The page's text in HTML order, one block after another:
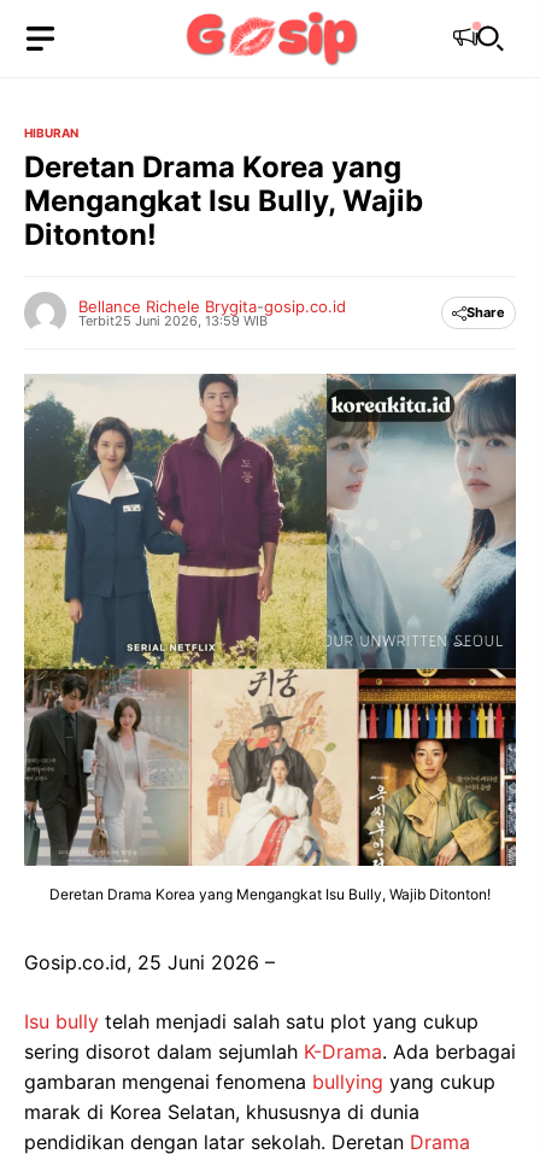
HIBURAN
Deretan Drama Korea yang
Mengangkat Isu Bully, Wajib
Ditonton!
Bellance Richele Brygita-gosip.co.id
Terbit25 Juni 2026, 13:59 WIB Share
Deretan Drama Korea yang Mengangkat Isu Bully, Wajib Ditonton!
Gosip.co.id, 25 Juni 2026 –
Isu bully telah menjadi salah satu plot yang cukup
sering disorot dalam sejumlah K-Drama. Ada berbagai
gambaran mengenai fenomena bullying yang cukup
marak di Korea Selatan, khususnya di dunia
pendidikan dengan latar sekolah. Deretan Drama